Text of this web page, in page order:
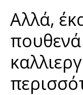
Αλλά,
πουθενά